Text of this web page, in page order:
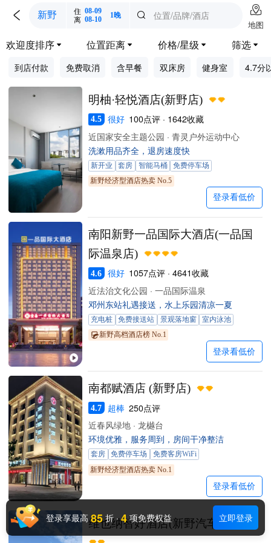
 新野 住 08-09
离 08-10 1晚  位置/品牌/酒店 
地图
欢迎度排序 位置距离  价格/星级  筛选 
到店付款 免费取消 含早餐 双床房 健身室 4.7分
明柚·轻悦酒店(新野店)
4.5 很好 100点评 · 1642收藏
近国家安全主题公园 · 青灵户外运动中心
洗漱用品齐全，退房速度快
新开业 套房 智能马桶
免费停车场
新野经济型酒店热卖 No.5
登录看低价
南阳新野一品国际大酒店(一品国
际温泉店)
4.6 很好 1057点评 · 4641收藏
近法治文化公园 · 一品国际温泉
邓州东站礼遇接送，水上乐园清凉一夏
充电桩 免费接送站 景观落地窗
室内泳池
新野高档酒店榜 No.1
登录看低价
南都赋酒店 (新野店)
4.7 超棒 250点评
近春风绿地 · 龙樾台
环境优雅，服务周到，房间干净整洁
套房 免费停车场
免费客房WiFi
新野经济型酒店热卖 No.1
登录看低价
维也纳智好酒店(新野汽车站店)
登录享最高 85 折 · 4 项免费权益 立即登录